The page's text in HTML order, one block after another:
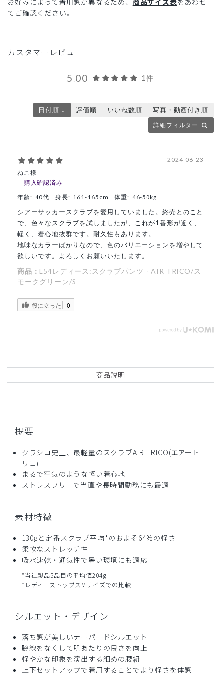
てご確認ください。
カスタマーレビュー
5.00 1件
詳細フィルター
日付順 ↓ 評価順 いいね数順 写真・動画付き順
ねこ様
購入確認済み
2024-06-23
年齢: 40代 身長: 161-165cm 体重: 46-50kg
シアーサッカースクラブを愛用していました。終売とのこと
で、色々なスクラブを試しましたが、これが1番形が近く、
軽く、着心地抜群です。耐久性もあります。
地味なカラーばかりなので、色のバリエーションを増やして
欲しいです。よろしくお願いいたします。
商品： L54レディース:スクラブパンツ・AIR TRICO/ス
モークグリーン/S
役に立った 0
商品説明
概要
クラシコ史上、最軽量のスクラブAIR TRICO(エアート
リコ)
まるで空気のような軽い着心地
ストレスフリーで当直や長時間勤務にも最適
素材特徴
130gと定番スクラブ平均*のおよそ64%の軽さ
柔軟なストレッチ性
吸水速乾・通気性で暑い環境にも適応
*当社製品5品目の平均値204g
*レディーストップスMサイズでの比較
シルエット・デザイン
落ち感が美しいテーパードシルエット
脇線をなくして肌あたりの良さを向上
軽やかな印象を演出する細めの腰紐
上下セットアップで着用することでより軽さを体感